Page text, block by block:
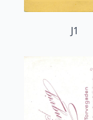
J1